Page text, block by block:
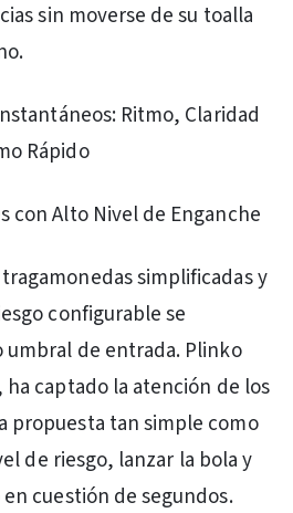
sin moverse de su toalla
Ritmo, Claridad
Rápido
con Alto Nivel de Enganche
simplificadas y
configurable se
umbral de entrada. Plinko
captado la atención de los
propuesta tan simple como
de riesgo, lanzar la bola y
cuestión de segundos.